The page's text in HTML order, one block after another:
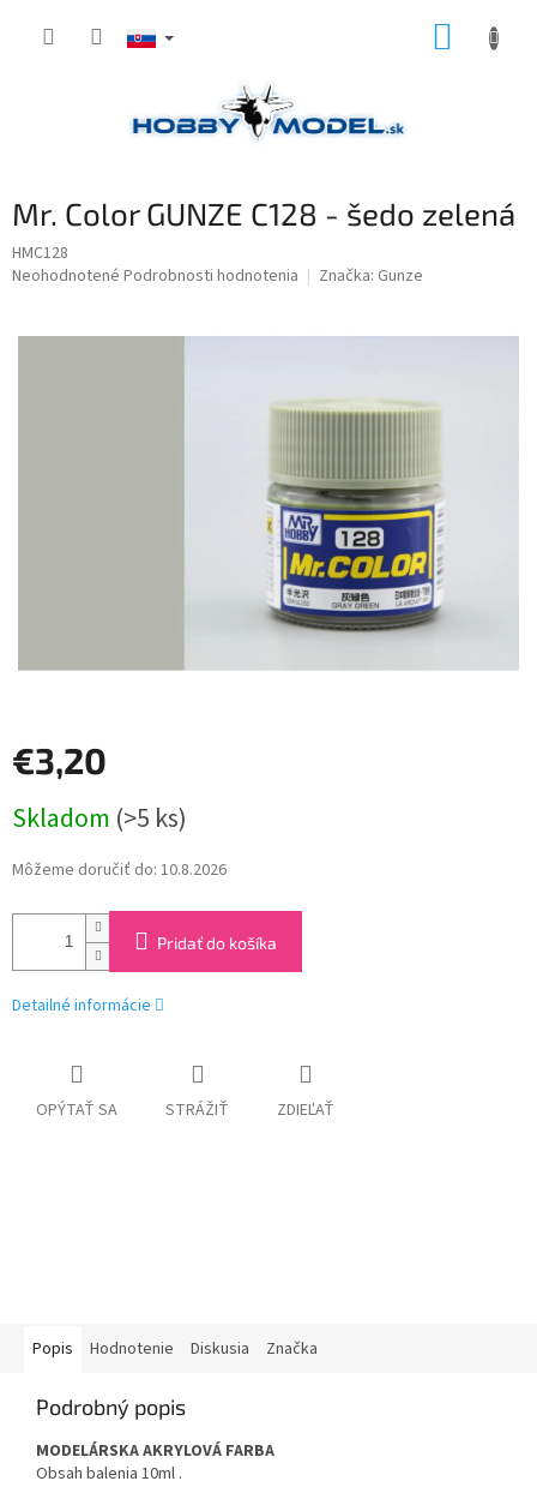
Mr. Color GUNZE C128 - šedo zelená
HMC128
Priemerné
je
Neohodnotené Podrobnosti hodnotenia Značka: Gunze
€3,20
cena:
Skladom (>5 ks)
Môžeme doručiť do: 10.8.2026
Pridať do košíka
Detailné informácie
OPÝTAŤ SA STRÁŽIŤ ZDIEĽAŤ
Popis Hodnotenie Diskusia Značka
Podrobný popis
MODELÁRSKA AKRYLOVÁ FARBA
Obsah balenia 10ml .